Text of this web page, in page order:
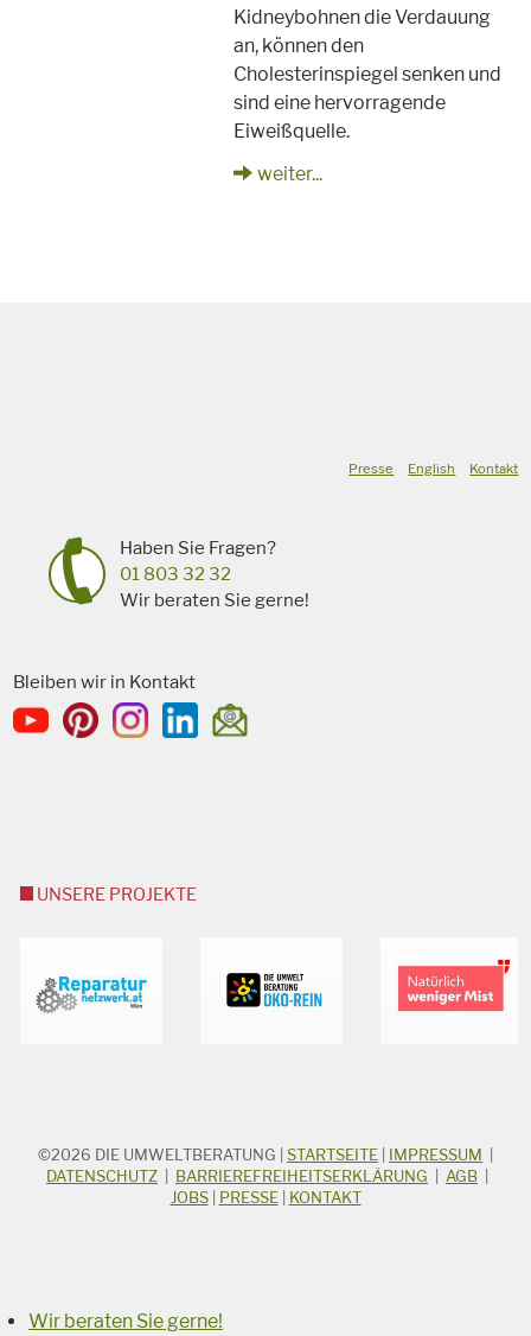
Kidneybohnen die Verdauung
an, können den
Cholesterinspiegel senken und
sind eine hervorragende
Eiweißquelle.
weiter...
Presse English Kontakt
Haben Sie Fragen?
01 803 32 32
Wir beraten Sie gerne!
Bleiben wir in Kontakt
UNSERE PROJEKTE
STICHWORTSUCHE
Suchbegriff
©2026 DIE UMWELTBERATUNG STARTSEITE IMPRESSUM
DATENSCHUTZ
BARRIEREFREIHEITSERKLÄRUNG AGB
JOBS| PRESSE| KONTAKT
Wir beraten Sie gerne!